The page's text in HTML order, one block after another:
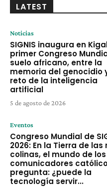
LATEST
Noticias
SIGNIS inaugura en
primer Congreso
suelo africano, entre la
memoria del genocidio
reto de la inteligencia
artificial
5 de agosto de 2026
Eventos
Congreso Mundial de
2026: En la Tierra de las
colinas, el mundo de los
comunicadores
pregunta: ¿puede la
tecnología servir...